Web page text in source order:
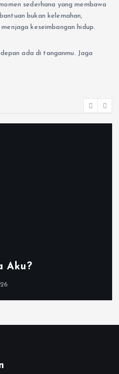
sederhana yang membawa
bukan kelemahan,
keseimbangan hidup.
ada di tanganmu. Jaga
Aku?